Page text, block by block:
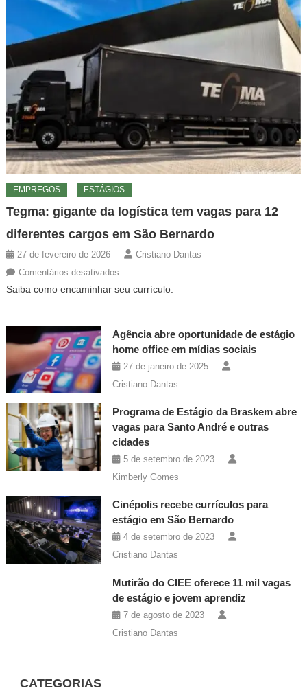
EMPREGOS ESTÁGIOS
Tegma: gigante da logística tem vagas para 12
diferentes cargos em São Bernardo
27 de fevereiro de 2026
Cristiano Dantas
Comentários desativadosem
Tegma:
logística
tem
vagas
para
diferentes
cargos
em
São
Bernardo
Saiba como encaminhar seu currículo.
Agência abre oportunidade de estágio
home office em mídias sociais
27 de janeiro de 2025
Cristiano Dantas
Programa de Estágio da Braskem abre
vagas para Santo André e outras
cidades
5 de setembro de 2023
Kimberly Gomes
Cinépolis recebe currículos para
estágio em São Bernardo
4 de setembro de 2023
Cristiano Dantas
Mutirão do CIEE oferece 11 mil vagas
de estágio e jovem aprendiz
7 de agosto de 2023
Cristiano Dantas
CATEGORIAS